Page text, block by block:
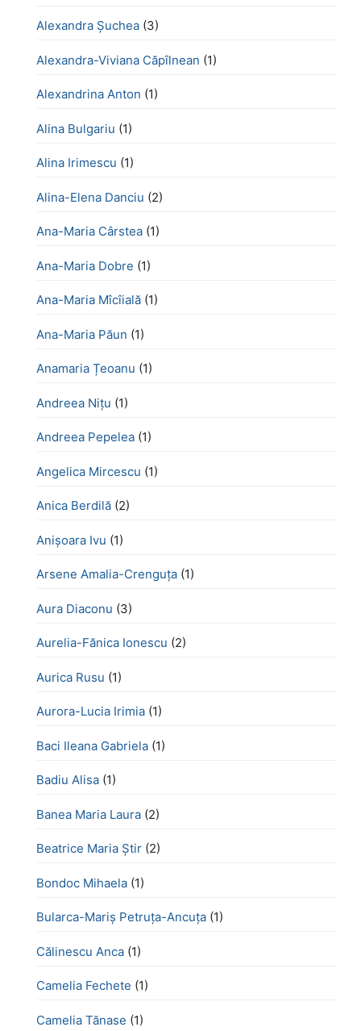
Alexandra Șuchea (3)
Alexandra-Viviana Căpîlnean (1)
Alexandrina Anton (1)
Alina Bulgariu (1)
Alina Irimescu (1)
Alina-Elena Danciu (2)
Ana-Maria Cârstea (1)
Ana-Maria Dobre (1)
Ana-Maria Mîcîială (1)
Ana-Maria Păun (1)
Anamaria Țeoanu (1)
Andreea Nițu (1)
Andreea Pepelea (1)
Angelica Mircescu (1)
Anica Berdilă (2)
Anișoara Ivu (1)
Arsene Amalia-Crenguța (1)
Aura Diaconu (3)
Aurelia-Fănica Ionescu (2)
Aurica Rusu (1)
Aurora-Lucia Irimia (1)
Baci Ileana Gabriela (1)
Badiu Alisa (1)
Banea Maria Laura (2)
Beatrice Maria Știr (2)
Bondoc Mihaela (1)
Bularca-Mariș Petruța-Ancuța (1)
Călinescu Anca (1)
Camelia Fechete (1)
Camelia Tănase (1)